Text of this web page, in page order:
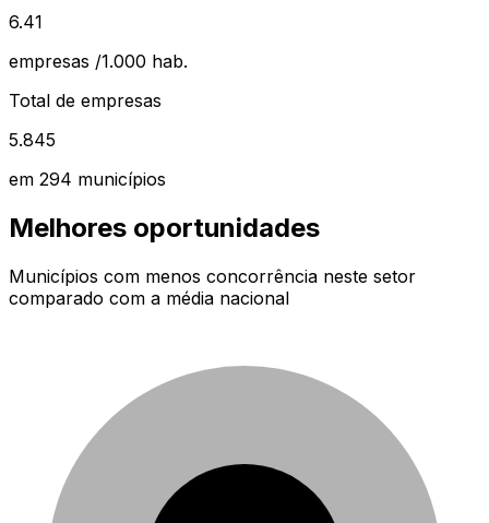
6.41
empresas /1.000 hab.
Total de empresas
5.845
em 294 municípios
Melhores oportunidades
Municípios com menos concorrência neste setor
comparado com a média nacional